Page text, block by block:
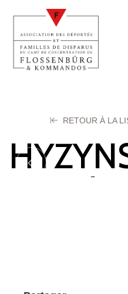
RETOUR À LA
Joseph